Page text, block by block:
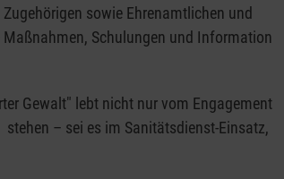
sowie Ehrenamtlichen und
Schulungen und Information
Gewalt" lebt nicht nur vom Engagement
– sei es im Sanitätsdienst-Einsatz,